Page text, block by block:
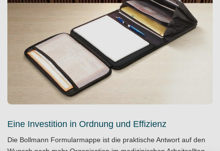
Eine Investition in Ordnung und Effizienz
Die Bollmann Formularmappe ist die praktische Antwort auf den